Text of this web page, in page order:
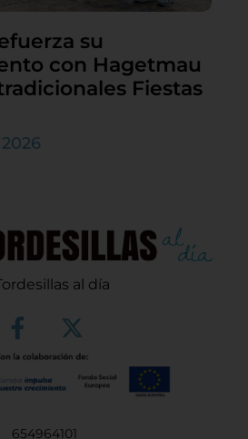
su
con Hagetmau
Fiestas
al día
654964101